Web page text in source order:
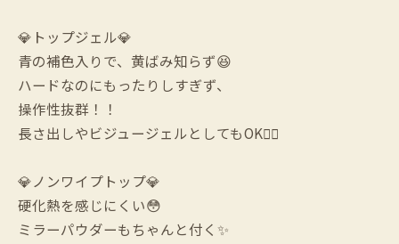
💎トップジェル💎
青の補色入りで、黄ばみ知らず😆
ハードなのにもったりしすぎず、
操作性抜群！！
長さ出しやビジュージェルとしてもOK🙆‍♀️
💎ノンワイプトップ💎
硬化熱を感じにくい😳
ミラーパウダーもちゃんと付く✨